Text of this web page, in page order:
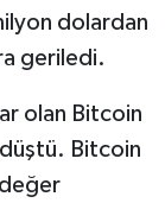
dolardan
geriledi.
olan Bitcoin
Bitcoin
değer